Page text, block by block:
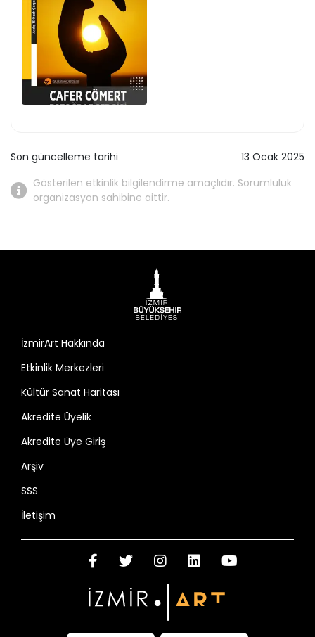
Son güncelleme tarihi
13 Ocak 2025
Gösterilen etkinlik bilgilendirme amaçlıdır. Sorumluluk
organizasyon sahibine aittir.
İzmirArt Hakkında
Etkinlik Merkezleri
Kültür Sanat Haritası
Akredite Üyelik
Akredite Üye Giriş
Arşiv
SSS
İletişim